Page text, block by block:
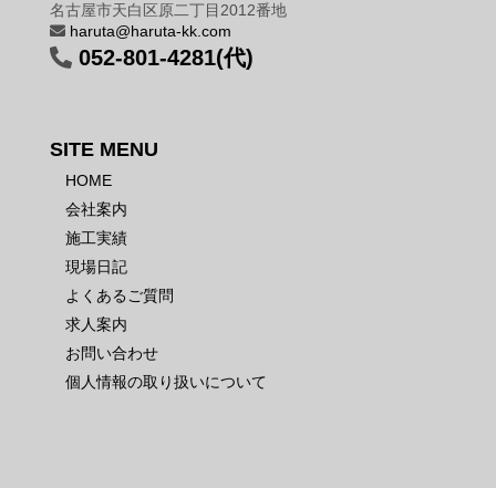
名古屋市天白区原二丁目2012番地
haruta@haruta-kk.com
052-801-4281(代)
SITE MENU
HOME
会社案内
施工実績
現場日記
よくあるご質問
求人案内
お問い合わせ
個人情報の取り扱いについて